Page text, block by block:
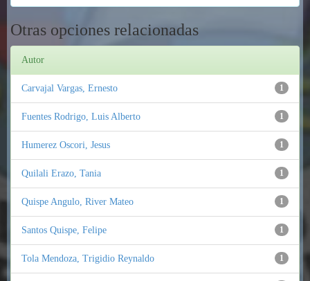
Otras opciones relacionadas
Autor
1
Carvajal Vargas, Ernesto
1
Fuentes Rodrigo, Luis Alberto
1
Humerez Oscori, Jesus
1
Quilali Erazo, Tania
1
Quispe Angulo, River Mateo
1
Santos Quispe, Felipe
1
Tola Mendoza, Trigidio Reynaldo